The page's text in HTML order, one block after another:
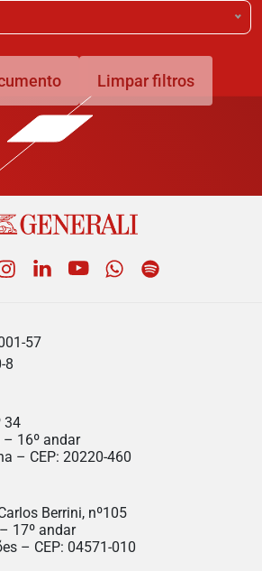
Limpar filtros
Instagram
LinkedIn
YouTubeWhatsApp
57
8
34
– 16º andar
– CEP: 20220-460
Berrini, nº105
17º andar
– CEP: 04571-010